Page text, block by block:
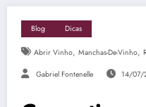
Blog Dicas
Abrir Vinho, Manchas-De-Vinho,
Gabriel Fontenelle 14/07/